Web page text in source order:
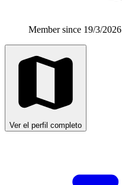
Member since 19/3/2026
Ver el perfil completo